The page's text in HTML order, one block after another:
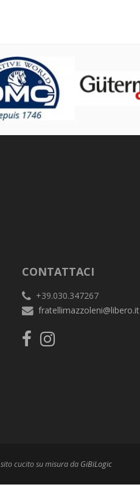
CONTATTACI
+39.030.347267
fratellimazzoleni@libero.it
sito cucito su misura da GiBiLogic